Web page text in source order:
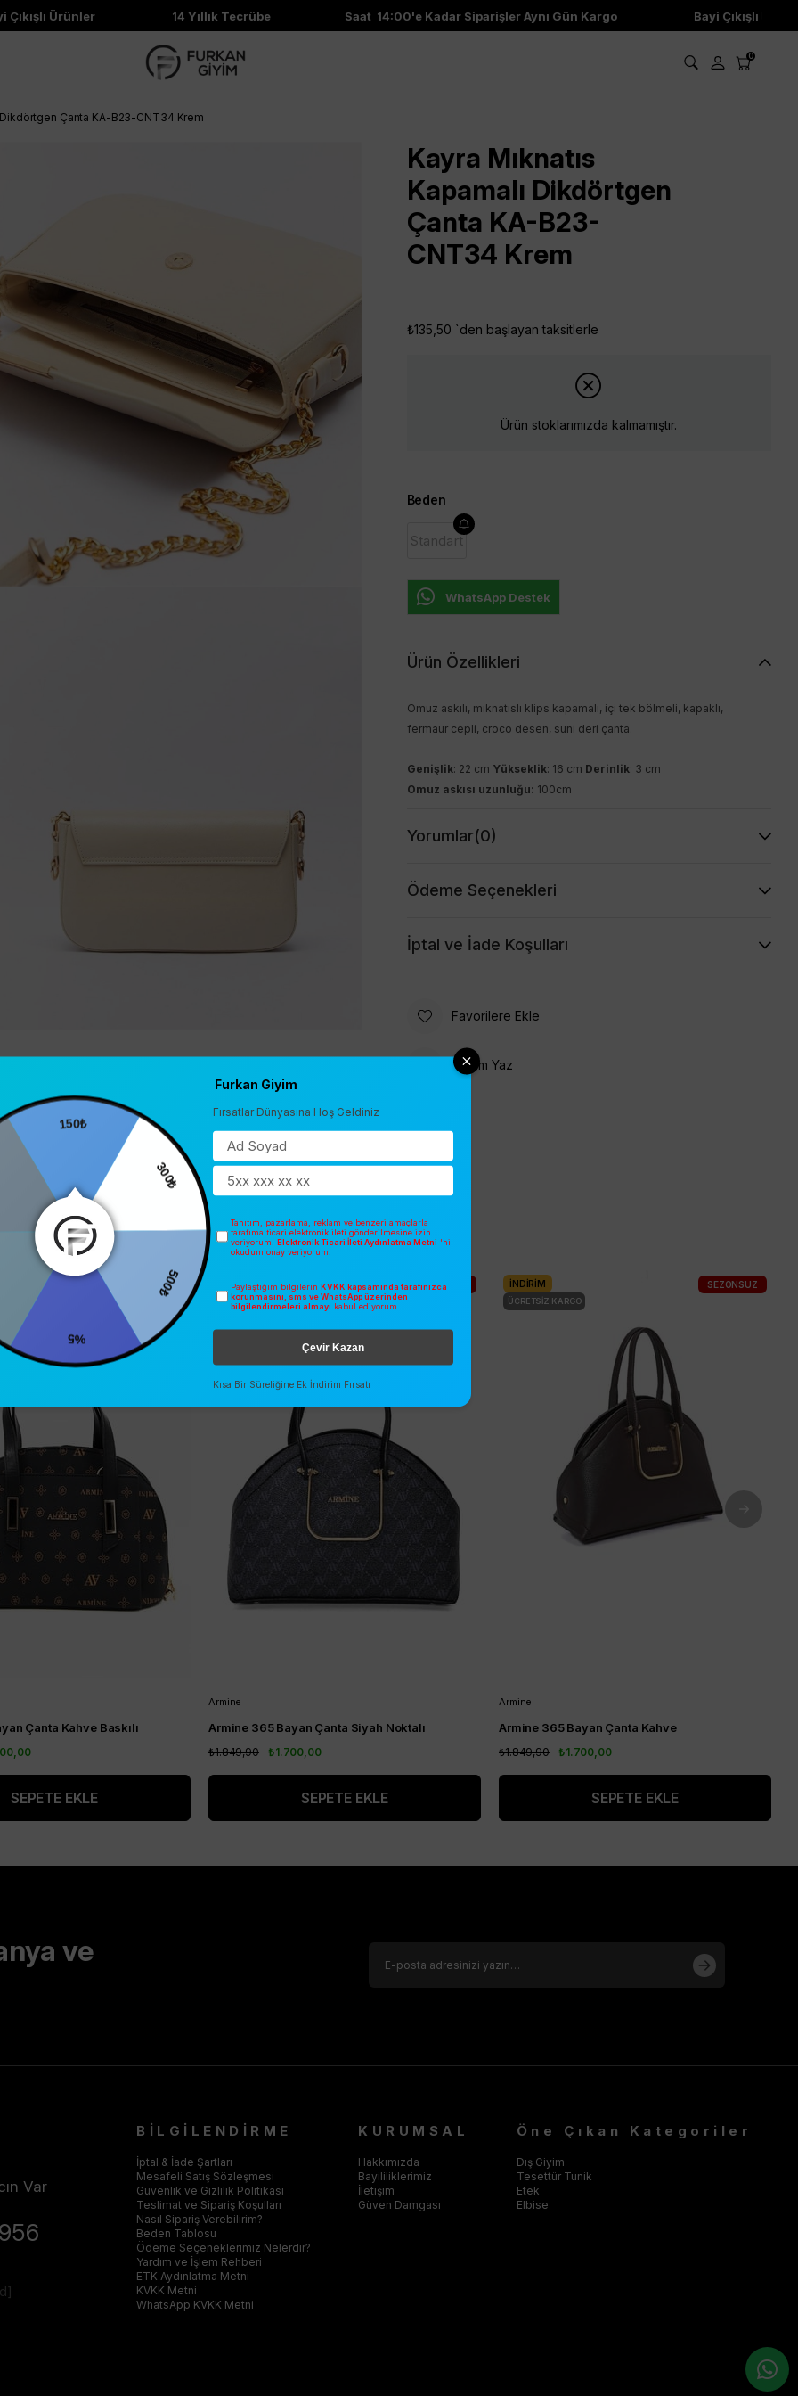
Ürünler 14 Yıllık Tecrübe Saat 14:00'e Kadar Siparişler Aynı Gün Kargo Bayi Çıkışlı Ürünler
0
Dikdörtgen Çanta KA-B23-CNT34 Krem
Kayra Mıknatıs
Kapamalı Dikdörtgen
Çanta KA-B23-
CNT34 Krem
₺135,50 `den başlayan taksitlerle
Ürün stoklarımızda kalmamıştır.
Beden
Standart
WhatsApp Destek
Ürün Özellikleri
Omuz askılı, mıknatıslı klips kapamalı, içi tek bölmeli, kapaklı,
fermaur cepli, croco desen, suni deri çanta.
Genişlik: 22 cm Yükseklik: 16 cm Derinlik: 3 cm
Omuz askısı uzunluğu: 100cm
Yorumlar(0)
Ödeme Seçenekleri
İptal ve İade Koşulları
Favorilere Ekle
Yorum Yaz
Çanta Kahve Baskılı
SEPETE EKLE
SEZONSUZ
Armine
Armine 365 Bayan Çanta Siyah Noktalı
₺1.700,00
₺1.849,90
SEPETE EKLE
İNDIRIM
ÜCRETSIZ KARGO
SEZONSUZ
Armine
Armine 365 Bayan Çanta Kahve
₺1.700,00
₺1.849,90
SEPETE EKLE
İNDIRIM
ÜCRETSIZ KARGO
SEZONSUZ
ve
Var
BİLGİLENDİRME
İptal & İade Şartları
Mesafeli Satış Sözleşmesi
Güvenlik ve Gizlilik Politikası
Teslimat ve Sipariş Koşulları
Nasıl Sipariş Verebilirim?
Beden Tablosu
Ödeme Seçeneklerimiz Nelerdir?
Yardım ve İşlem Rehberi
ETK Aydınlatma Metni
KVKK Metni
WhatsApp KVKK Metni
KURUMSAL
Hakkımızda
Bayililiklerimiz
İletişim
Güven Damgası
Öne Çıkan Kategoriler
Dış Giyim
Tesettür Tunik
Etek
Elbise
150₺
300₺
500₺
%5
Furkan Giyim
Fırsatlar Dünyasına Hoş Geldiniz
Tanıtım, pazarlama, reklam ve benzeri amaçlarla
tarafıma ticari elektronik ileti gönderilmesine izin
veriyorum. Elektronik Ticari İleti Aydınlatma Metni 'ni
okudum onay veriyorum.
Paylaştığım bilgilerin KVKK kapsamında tarafınızca
korunmasını, sms ve WhatsApp üzerinden
bilgilendirmeleri almayı kabul ediyorum.
Çevir Kazan
Kısa Bir Süreliğine Ek İndirim Fırsatı